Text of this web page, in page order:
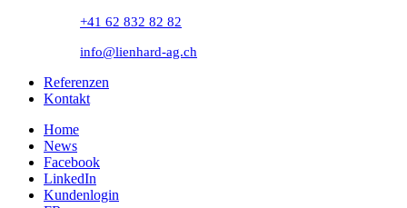
+41 62 832 82 82
info@lienhard-ag.ch
Referenzen
Kontakt
Home
News
Facebook
LinkedIn
Kundenlogin